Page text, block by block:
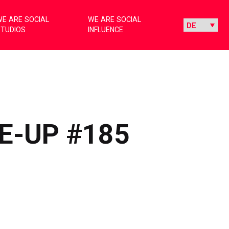
ARE SOCIAL
WE ARE SOCIAL
INFLUENCE
UP #185